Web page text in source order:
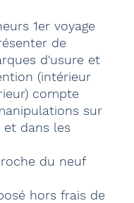
1er voyage
de
d'usure et
(intérieur
compte
sur
et dans les
du neuf
hors frais de